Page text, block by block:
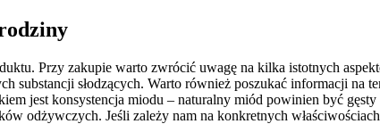
Przy zakupie warto zwrócić uwagę na kilka istotnych
substancji słodzących. Warto również poszukać informacji na
jest konsystencja miodu – naturalny miód powinien być
odżywczych. Jeśli zależy nam na konkretnych